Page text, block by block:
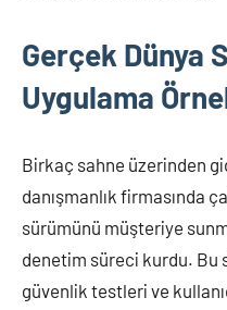
Gerçek Dünya
Uygulama
Birkaç sahne üzerinden
danışmanlık firmasında
sürümünü müşteriye
denetim süreci kurdu. Bu
güvenlik testleri ve